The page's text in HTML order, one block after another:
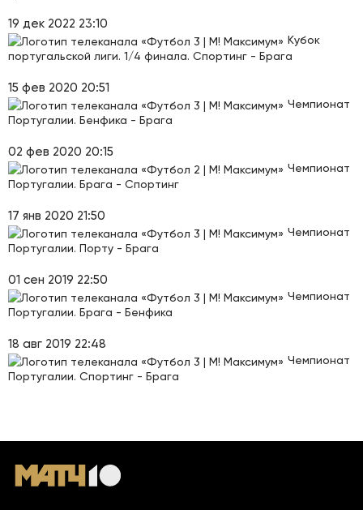
19 дек 2022 23:10
Кубок
португальской лиги. 1/4 финала. Спортинг - Брага
15 фев 2020 20:51
Чемпионат
Португалии. Бенфика - Брага
02 фев 2020 20:15
Чемпионат
Португалии. Брага - Спортинг
17 янв 2020 21:50
Чемпионат
Португалии. Порту - Брага
01 сен 2019 22:50
Чемпионат
Португалии. Брага - Бенфика
18 авг 2019 22:48
Чемпионат
Португалии. Спортинг - Брага